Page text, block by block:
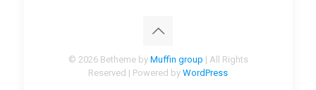
© 2026 Betheme by Muffin group | All Rights
Reserved | Powered by WordPress